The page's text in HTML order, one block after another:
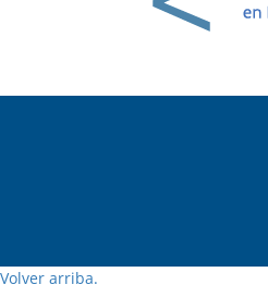
Volver arriba.